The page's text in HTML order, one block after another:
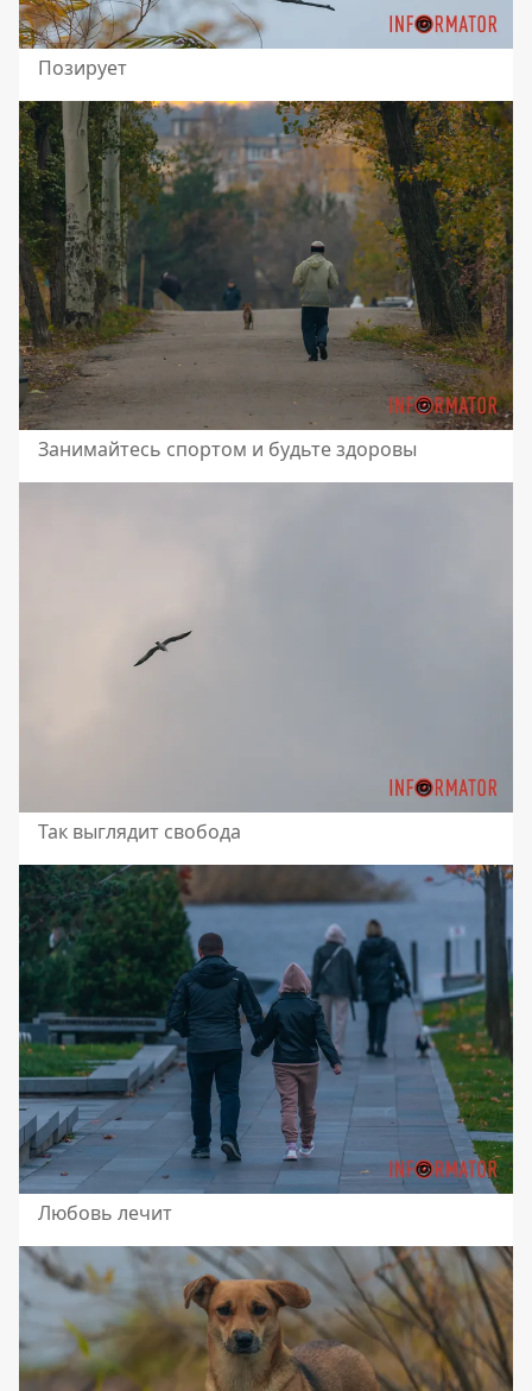
Позирует
Занимайтесь спортом и будьте здоровы
Так выглядит свобода
Любовь лечит